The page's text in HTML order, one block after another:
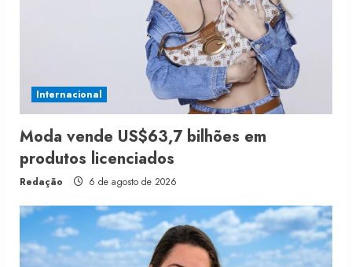
Internacional
Moda vende US$63,7 bilhões em
produtos licenciados
Redação 6 de agosto de 2026